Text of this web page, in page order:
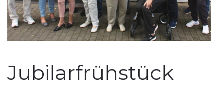
Jubilarfrühstück